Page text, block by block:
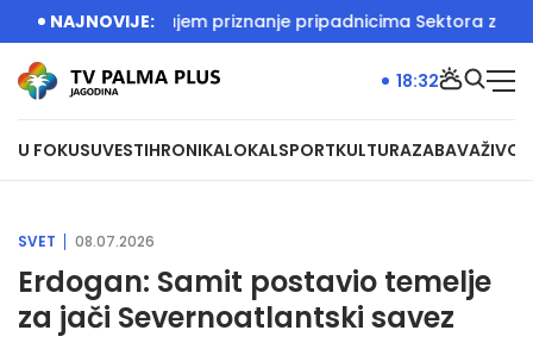
NAJNOVIJE:
DAČIĆ: Odajem priznanje pripadnicima Sektora za
U FOKUSUVESTIHRONIKALOKALSPORTKULTURAZABAVAŽIVOT
18:32
SVET 08.07.2026
Erdogan: Samit postavio temelje
za jači Severnoatlantski savez